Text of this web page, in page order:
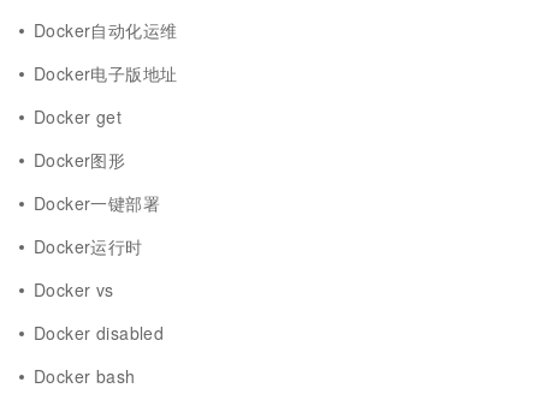
Docker自动化运维
Docker电子版地址
Docker get
Docker图形
Docker一键部署
Docker运行时
Docker vs
Docker disabled
Docker bash